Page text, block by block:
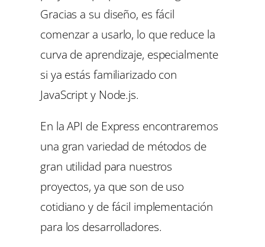
Gracias a su diseño, es fácil
comenzar a usarlo, lo que reduce la
curva de aprendizaje, especialmente
si ya estás familiarizado con
JavaScript y Node.js.
En la API de Express encontraremos
una gran variedad de métodos de
gran utilidad para nuestros
proyectos, ya que son de uso
cotidiano y de fácil implementación
para los desarrolladores.